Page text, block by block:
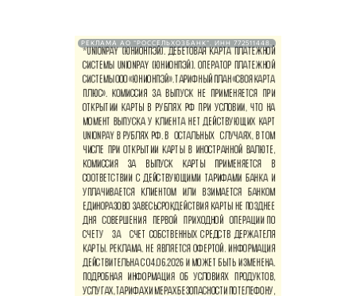
РЕКЛАМА АО "РОССЕЛЬХОЗБАНК". ИНН 772511448.